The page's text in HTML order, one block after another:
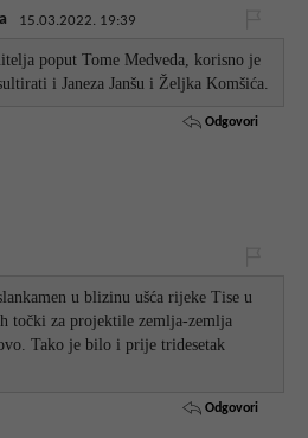
15.03.2022. 19:39
poput Tome Medveda, korisno je
i Janeza Janšu i Željka Komšića.
Odgovori
u blizinu ušća rijeke Tise u
točki za projektile zemlja-zemlja
Tako je bilo i prije tridesetak
Odgovori